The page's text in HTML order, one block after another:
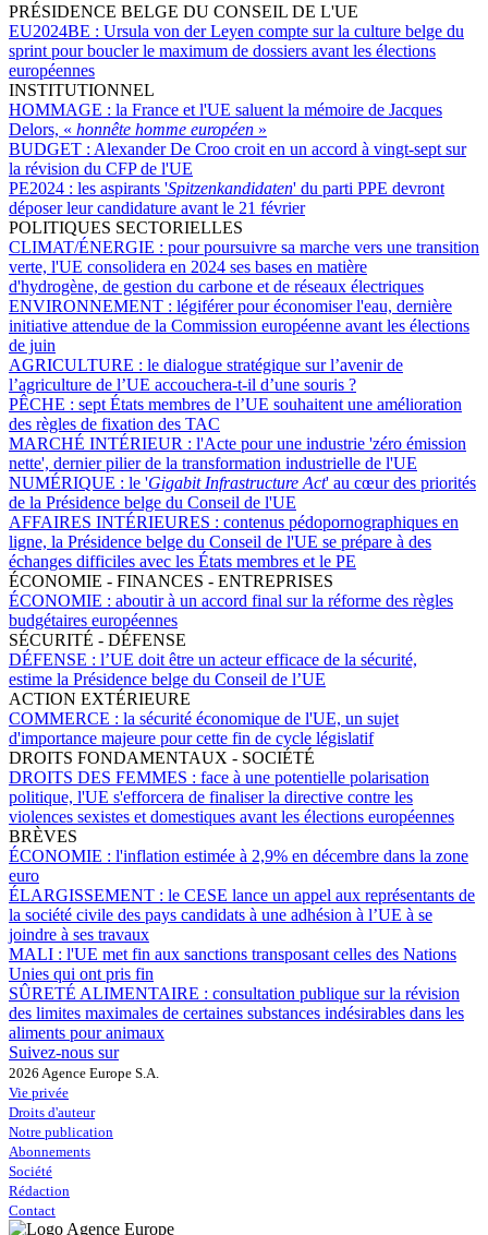
PRÉSIDENCE BELGE DU CONSEIL DE L'UE
EU2024BE : Ursula von der Leyen compte sur la culture belge du
sprint pour boucler le maximum de dossiers avant les élections
européennes
INSTITUTIONNEL
HOMMAGE : la France et l'UE saluent la mémoire de Jacques
Delors, « honnête homme européen »
BUDGET : Alexander De Croo croit en un accord à vingt-sept sur
la révision du CFP de l'UE
PE2024 : les aspirants 'Spitzenkandidaten' du parti PPE devront
déposer leur candidature avant le 21 février
POLITIQUES SECTORIELLES
CLIMAT/ÉNERGIE : pour poursuivre sa marche vers une transition
verte, l'UE consolidera en 2024 ses bases en matière
d'hydrogène, de gestion du carbone et de réseaux électriques
ENVIRONNEMENT : légiférer pour économiser l'eau, dernière
initiative attendue de la Commission européenne avant les élections
de juin
AGRICULTURE : le dialogue stratégique sur l’avenir de
l’agriculture de l’UE accouchera-t-il d’une souris ?
PÊCHE : sept États membres de l’UE souhaitent une amélioration
des règles de fixation des TAC
MARCHÉ INTÉRIEUR : l'Acte pour une industrie 'zéro émission
nette', dernier pilier de la transformation industrielle de l'UE
NUMÉRIQUE : le 'Gigabit Infrastructure Act' au cœur des priorités
de la Présidence belge du Conseil de l'UE
AFFAIRES INTÉRIEURES : contenus pédopornographiques en
ligne, la Présidence belge du Conseil de l'UE se prépare à des
échanges difficiles avec les États membres et le PE
ÉCONOMIE - FINANCES - ENTREPRISES
ÉCONOMIE : aboutir à un accord final sur la réforme des règles
budgétaires européennes
SÉCURITÉ - DÉFENSE
DÉFENSE : l’UE doit être un acteur efficace de la sécurité,
estime la Présidence belge du Conseil de l’UE
ACTION EXTÉRIEURE
COMMERCE : la sécurité économique de l'UE, un sujet
d'importance majeure pour cette fin de cycle législatif
DROITS FONDAMENTAUX - SOCIÉTÉ
DROITS DES FEMMES : face à une potentielle polarisation
politique, l'UE s'efforcera de finaliser la directive contre les
violences sexistes et domestiques avant les élections européennes
BRÈVES
ÉCONOMIE : l'inflation estimée à 2,9% en décembre dans la zone
euro
ÉLARGISSEMENT : le CESE lance un appel aux représentants de
la société civile des pays candidats à une adhésion à l’UE à se
joindre à ses travaux
MALI : l'UE met fin aux sanctions transposant celles des Nations
Unies qui ont pris fin
SÛRETÉ ALIMENTAIRE : consultation publique sur la révision
des limites maximales de certaines substances indésirables dans les
aliments pour animaux
Suivez-nous sur
2026 Agence Europe S.A.
Vie privée
Droits d'auteur
Notre publication
Abonnements
Société
Rédaction
Contact